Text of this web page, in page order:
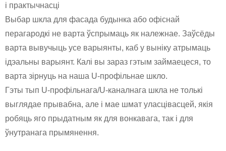
і практычнасці
Выбар шкла для фасада будынка або офіснай
перагародкі не варта ўспрымаць як належнае. Заўсёды
варта вывучыць усе варыянты, каб у выніку атрымаць
ідэальны варыянт. Калі вы зараз гэтым займаецеся, то
варта зірнуць на наша U-профільнае шкло.
Гэты тып U-профільнага/U-каналнага шкла не толькі
выглядае прывабна, але і мае шмат уласцівасцей, якія
робяць яго прыдатным як для вонкавага, так і для
ўнутранага прымянення.